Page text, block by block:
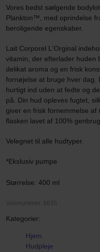
Vores bedst sælgende
Plankton™, med oprindelse
beroligende egenskaber.
Lait Corporel L'Orginal
vitamin, der efterlader huden
delikat aroma og en frisk
fornøjelse at bruge hver
hurtigt ind uden at fedte og
på. Din hud opleves fugtet,
giver en frisk fornemmelse
flasken lavet af 100%
Velegnet til alle hudtyper.
*Ekslusiv pumpe
Størrelse: 400 ml
Varenummer: 6635
Kategorier:
Hjem
Hudpleje